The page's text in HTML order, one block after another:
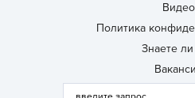
Видео
Политика
Знаете